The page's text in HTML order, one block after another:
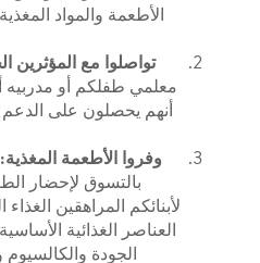
الأطعمة والمواد
تواصلوا مع المؤثرين
معلمي طفلكم أو مدربيه
أنهم يحصلون على
وفروا الأطعمة المغذية:
بالتسوق لإحضار
لأبنائكم المراهقين
العناصر الغذائية